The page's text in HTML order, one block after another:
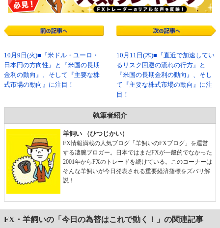
10月9日(火)■『米ドル・ユーロ・
日本円の方向性』と『米国の長期
金利の動向』、そして『主要な株
式市場の動向』に注目！
10月11日(木)■『直近で加速してい
るリスク回避の流れの行方』と
『米国の長期金利の動向』、そし
て『主要な株式市場の動向』に注
目！
執筆者紹介
羊飼い （ひつじかい）
FX情報満載の人気ブログ「羊飼いのFXブログ」を運営
する凄腕ブロガー。日本ではまだFXが一般的でなかった
2001年からFXのトレードを続けている。このコーナーは
そんな羊飼いが今日発表される重要経済指標をズバリ解
説！
FX・羊飼いの「今日の為替はこれで動く！」の関連記事